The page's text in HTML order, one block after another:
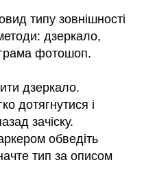
типу зовнішності
дзеркало,
фотошоп.
дзеркало.
дотягнутися і
зачіску.
обведіть
тип за описом